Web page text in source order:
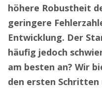
höhere Robustheit
geringere
Entwicklung. Der
häufig jedoch
am besten an? Wir
den ersten Schritten